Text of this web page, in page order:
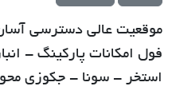
موقعیت عالی دسترسی
فول امکانات پارکینگ -
استخر - سونا - جکوزی